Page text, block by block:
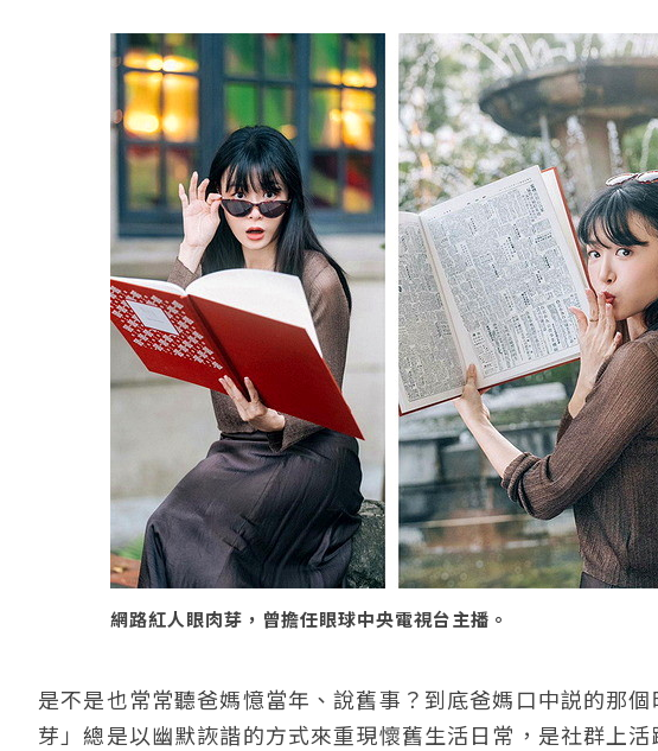
網路紅人眼肉芽，曾擔任眼球中央電視台主播。
是不是也常常聽爸媽憶當年、說舊事？到底爸媽口中説的那
芽」總是以幽默詼諧的方式來重現懷舊生活日常，是社群上